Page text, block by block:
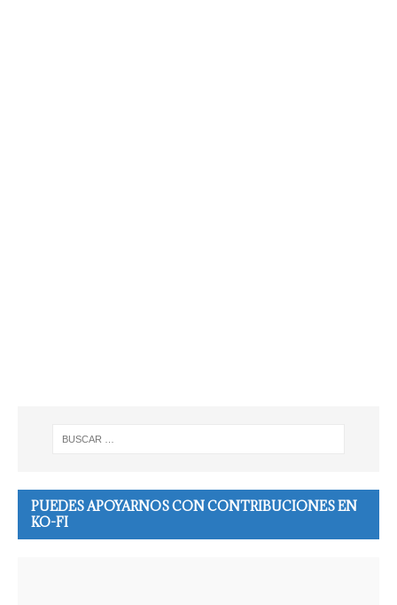
PUEDES APOYARNOS CON CONTRIBUCIONES EN
KO-FI